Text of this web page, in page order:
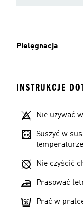
Pielęgnacja
INSTRUKCJE
Nie używać
Suszyć w
temperaturze
Nie czyścić
Prasować
Prać w